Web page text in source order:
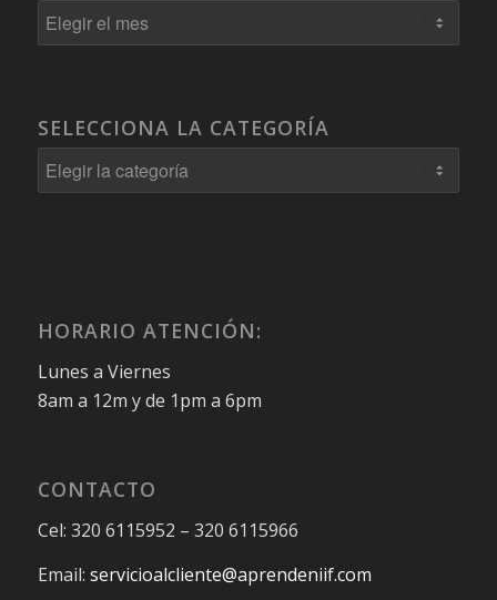
SELECCIONA LA CATEGORÍA
Selecciona
la
HORARIO ATENCIÓN:
Lunes a Viernes
8am a 12m y de 1pm a 6pm
CONTACTO
Cel: 320 6115952 – 320 6115966
Email: servicioalcliente@aprendeniif.com